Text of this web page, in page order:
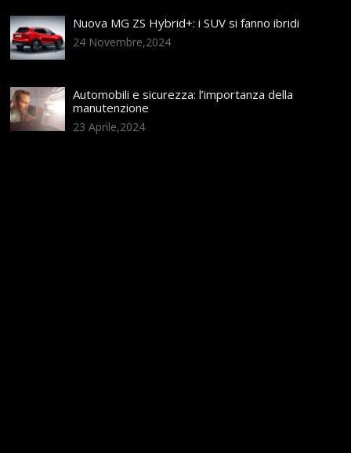
Nuova MG ZS Hybrid+: i SUV si fanno ibridi
24 Novembre,2024
Automobili e sicurezza: l’importanza della
manutenzione
23 Aprile,2024